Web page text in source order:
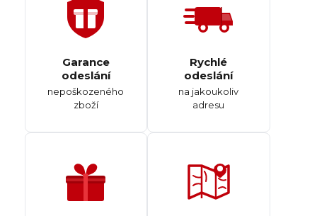
Garance
odeslání
nepoškozeného
zboží
Rychlé
odeslání
na jakoukoliv
adresu